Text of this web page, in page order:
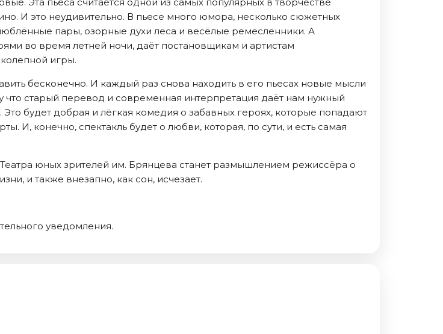
И это неудивительно. В пьесе много юмора, несколько сюжетных
пары, озорные духи леса и весёлые ремесленники. А
во время летней ночи, даёт постановщикам и артистам
игры.
бесконечно. И каждый раз снова находить в его пьесах новые мысли
старый перевод и современная интерпретация даёт нам нужный
будет добрая и лёгкая комедия о забавных героях, которые попадают
конечно, спектакль будет о любви, которая, по сути, и есть самая
юных зрителей им. Брянцева станет размышлением режиссёра о
и также внезапно, как сон, исчезает.
уведомления.